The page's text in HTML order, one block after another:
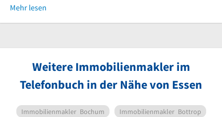
Mehr lesen
Weitere Immobilienmakler im
Telefonbuch in der Nähe von Essen
Immobilienmakler Bochum Immobilienmakler Bottrop